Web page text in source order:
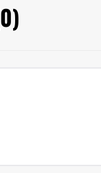
0)